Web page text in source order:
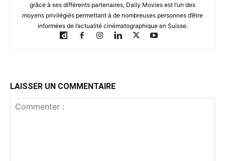
grâce à ses différents partenaires, Daily Movies est l’un des
moyens privilégiés permettant à de nombreuses personnes d’être
informées de l’actualité cinématographique en Suisse.
LAISSER UN COMMENTAIRE